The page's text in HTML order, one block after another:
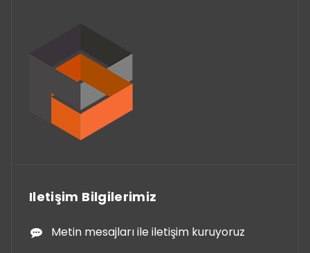
Iletişim Bilgilerimiz
Metin mesajları ile iletişim kuruyoruz